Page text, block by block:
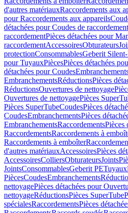
d'autres matériauxRaccordements aux
pour Raccordements aux appareils
détachées pour Coudes de raccordement
raccordementPièces détachées pour
raccordementAccessoiresObturateurs
protectionConsommablesGeberit
pour TuyauxPiècesPièces détachées
détachées pour Coudes
EmbranchementsRéductionsPièces
RéductionsOuvertures de nettoyage
Ouvertures de nettoyagePièces
Pièces SuperTubeCoudesPièces
CoudesEmbranchementsPièces
EmbranchementsRaccordementsPièces
RaccordementsRaccordements à
Raccordements à emboîter
d'autres matériauxAccessoiresPièces
AccessoiresColliersObturateursJoints
JointsConsommablesGeberit PETuyaux
PiècesCoudesEmbranchements
nettoyagePièces détachées pour
nettoyageRéductionsPièces SuperTube
spécialesRaccordementsPièces